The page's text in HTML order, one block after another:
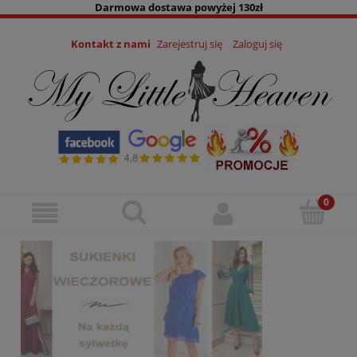
Darmowa dostawa powyżej 130zł
Kontakt z nami Zarejestruj się Zaloguj się